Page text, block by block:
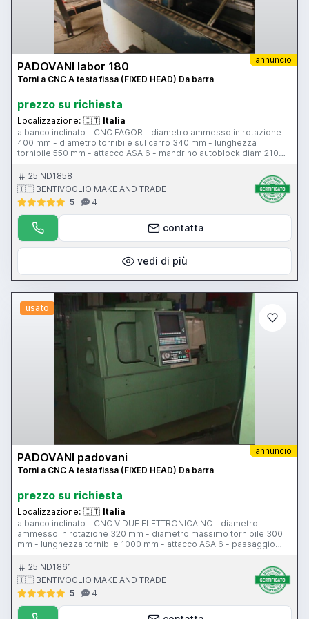
annuncio
PADOVANI labor 180
Torni a CNC A testa fissa (FIXED HEAD) Da barra
prezzo su richiesta
Localizzazione: 🇮🇹 Italia
a banco inclinato - CNC FAGOR - diametro ammesso in rotazione
400 mm - diametro tornibile sul carro 340 mm - lunghezza
tornibile 550 mm - attacco ASA 6 - mandrino autoblock diam 210
mm - passaggio barra 52 mm - torretta duplomatic-morari -
numero 8 utensili - contropunta manuale - tipologia di scorrimento
guide piane - evacuatore trucioli
25IND1858
🇮🇹 BENTIVOGLIO MAKE AND TRADE
5
4
contatta
vedi di più
usato
annuncio
PADOVANI padovani
Torni a CNC A testa fissa (FIXED HEAD) Da barra
prezzo su richiesta
Localizzazione: 🇮🇹 Italia
a banco inclinato - CNC VIDUE ELETTRONICA NC - diametro
ammesso in rotazione 320 mm - diametro massimo tornibile 300
mm - lunghezza tornibile 1000 mm - attacco ASA 6 - passaggio
barra 50 mm - torretta n. 1 - numero utensili 8 - attacco VDI -
contropunta in ciclo
25IND1861
🇮🇹 BENTIVOGLIO MAKE AND TRADE
5
4